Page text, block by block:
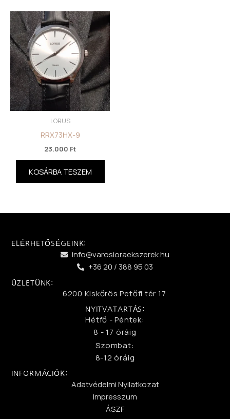
LORUS
RRX73HX-9
23.000 Ft
KOSÁRBA TESZEM
ELÉRHETŐSÉGEINK:
info@varosioraekszerek.hu
+36 20 / 388 95 03
ÜZLETÜNK:
6200 Kiskőrös Petőfi tér 17.
NYITVATARTÁS:
Hétfő - Péntek:
8 - 17 óráig
Szombat:
8-12 óráig
INFORMÁCIÓK:
Adatvédelmi Nyilatkozat
Impresszum
ÁSZF